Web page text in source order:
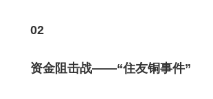
02
资金阻击战——“住友铜事件”